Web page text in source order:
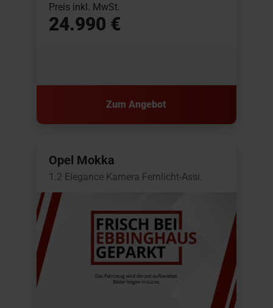
Preis inkl. MwSt.
24.990 €
Zum Angebot
Opel Mokka
1.2 Elegance Kamera Fernlicht-Assi.